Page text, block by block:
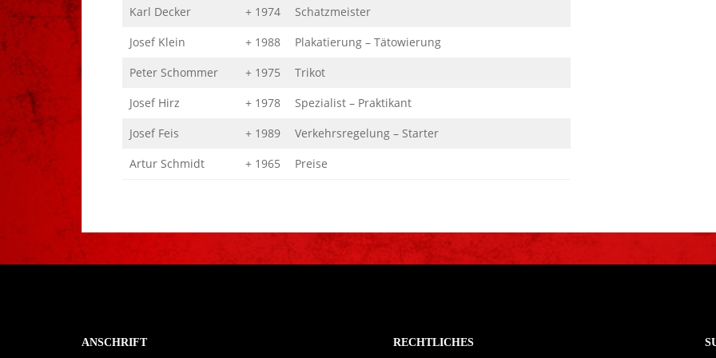
Karl Decker
+ 1974
Schatzmeister
Josef Klein
+ 1988
Plakatierung – Tätowierung
Peter Schommer
+ 1975
Trikot
Josef Hirz
+ 1978
Spezialist – Praktikant
Josef Feis
+ 1989
Verkehrsregelung – Starter
Artur Schmidt
+ 1965 Preise
ANSCHRIFT RECHTLICHES